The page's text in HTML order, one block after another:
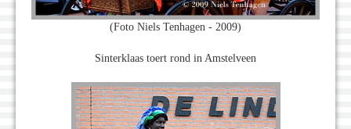
(Foto Niels Tenhagen - 2009)
Sinterklaas toert rond in Amstelveen